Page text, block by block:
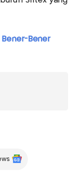
Bener-Bener